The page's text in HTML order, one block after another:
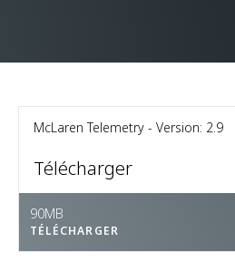
McLaren Telemetry - Version: 2.9
Télécharger
90MB
TÉLÉCHARGER